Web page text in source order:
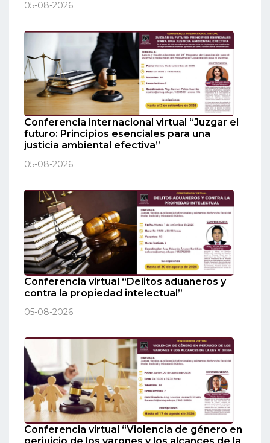
05-08-2026
Conferencia internacional virtual “Juzgar el
futuro: Principios esenciales para una
justicia ambiental efectiva”
05-08-2026
Conferencia virtual “Delitos aduaneros y
contra la propiedad intelectual”
05-08-2026
Conferencia virtual “Violencia de género en
perjuicio de los varones y los alcances de la